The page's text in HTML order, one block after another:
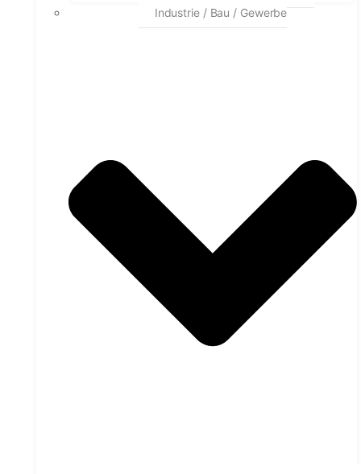
Industrie / Bau / Gewerbe